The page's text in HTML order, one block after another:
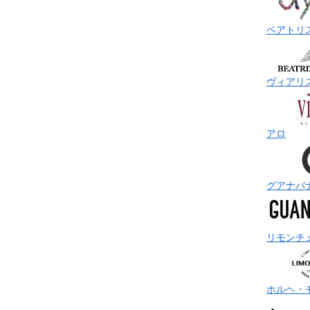
ベアトリ
ヴィアリ
アロ
グアナバ
リモンチ
ホルヘ・